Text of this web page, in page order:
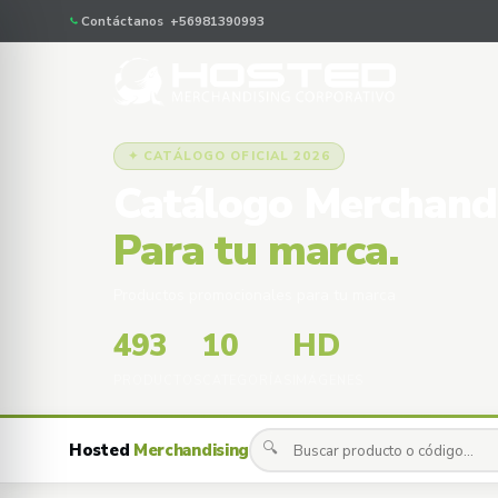
Contáctanos +56981390993
✦ CATÁLOGO OFICIAL 2026
Para tu marca.
493 10 HD
Hosted Merchandising 🔍